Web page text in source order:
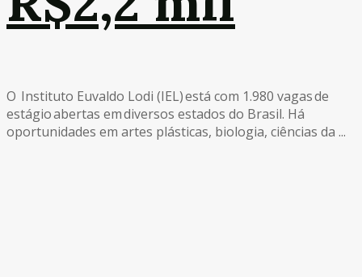
O Instituto Euvaldo Lodi (IEL) está com 1.980 vagas de
estágio abertas em diversos estados do Brasil. Há
oportunidades em artes plásticas, biologia, ciências da ...